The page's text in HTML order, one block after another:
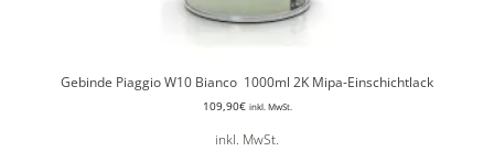
Gebinde Piaggio W10 Bianco 1000ml 2K Mipa-Einschichtlack
109,90€ inkl. MwSt.
inkl. MwSt.